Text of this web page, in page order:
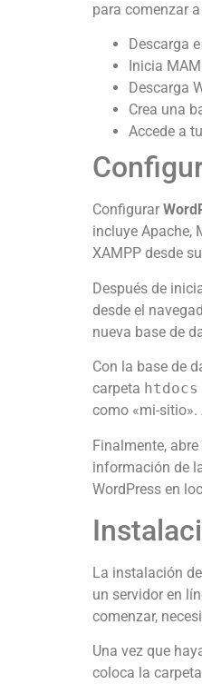
para comenzar
Descarga
Inicia
Descarga
Crea una
Accede a
Configurar
incluye Apache,
XAMPP desde
Después de
desde el
nueva base de
Con la base de
carpeta htdocs
como «mi-sitio».
Finalmente,
información de
WordPress en
La instalación
un servidor en
comenzar,
Una vez que
coloca la